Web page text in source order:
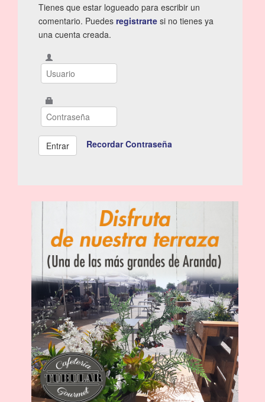
Tienes que estar logueado para escribir un
comentario. Puedes registrarte si no tienes ya
una cuenta creada.
Recordar Contraseña